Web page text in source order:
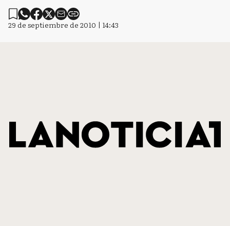
29 de septiembre de 2010 | 14:43